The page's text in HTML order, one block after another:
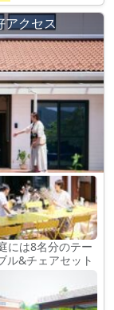
アクセス
には8名分のテー
ル&チェアセット